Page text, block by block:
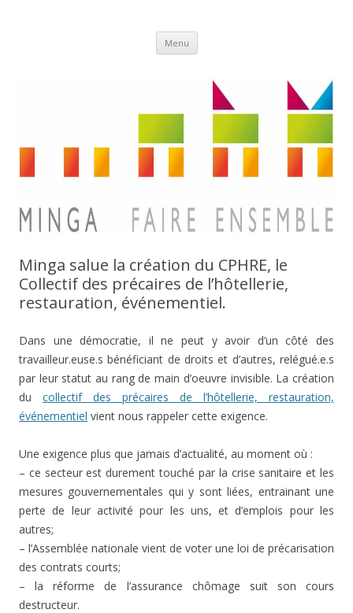
Menu Aller
contenu
Minga salue la création du CPHRE, le
Collectif des précaires de l’hôtellerie,
restauration, événementiel.
Dans une démocratie, il ne peut y avoir d’un côté des
travailleur.euse.s bénéficiant de droits et d’autres, relégué.e.s
par leur statut au rang de main d’oeuvre invisible. La création
du collectif des précaires de l’hôtellerie, restauration,
événementiel vient nous rappeler cette exigence.
Une exigence plus que jamais d’actualité, au moment où :
– ce secteur est durement touché par la crise sanitaire et les
mesures gouvernementales qui y sont liées, entrainant une
perte de leur activité pour les uns, et d’emplois pour les
autres;
– l’Assemblée nationale vient de voter une loi de précarisation
des contrats courts;
– la réforme de l’assurance chômage suit son cours
destructeur.